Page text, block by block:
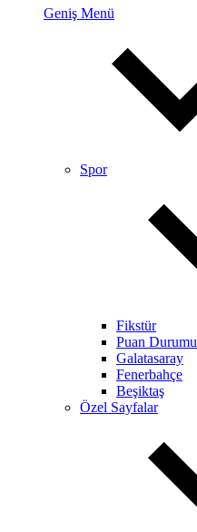
Geniş Menü
Spor
Fikstür
Puan Durumu
Galatasaray
Fenerbahçe
Beşiktaş
Özel Sayfalar